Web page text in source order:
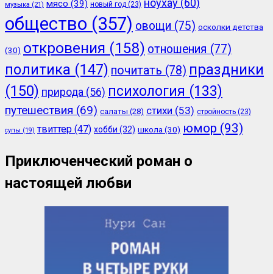
музыка (21) мясо (39) новый год (23) ноухау (60)
общество (357) овощи (75) осколки детства
(30) откровения (158) отношения (77)
политика (147) почитать (78) праздники
(150) природа (56) психология (133)
путешествия (69) салаты (28) стихи (53) стройность (23)
супы (19) твиттер (47) хобби (32) школа(30) юмор (93)
Приключенческий роман о
настоящей любви